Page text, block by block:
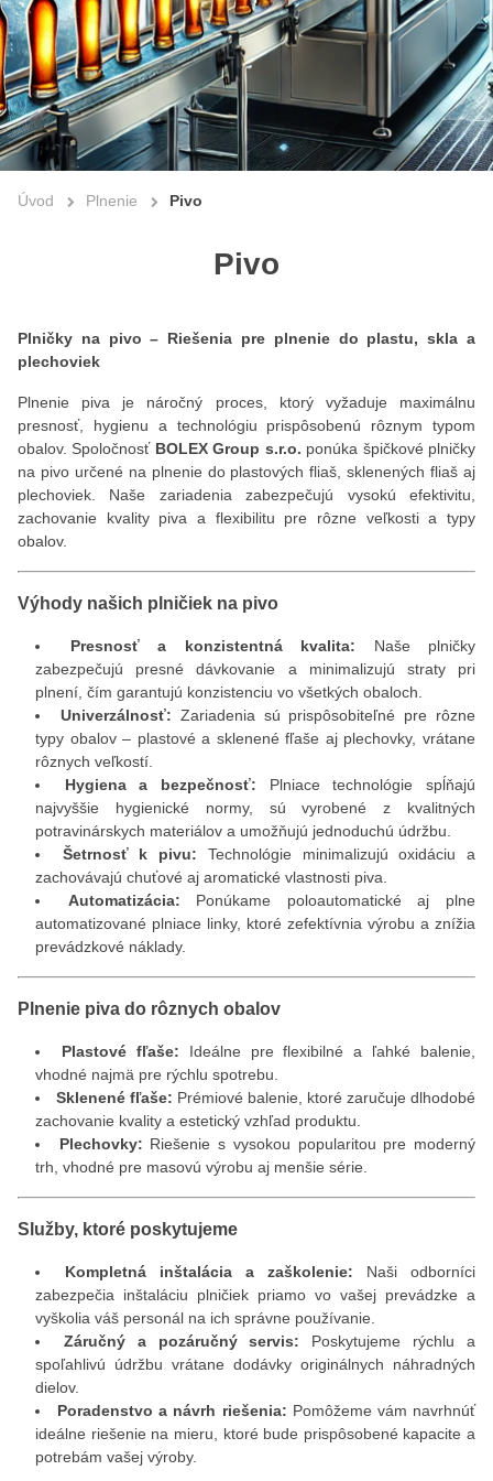
Úvod Plnenie Pivo
Pivo
Plničky na pivo – Riešenia pre plnenie do plastu, skla a
plechoviek
Plnenie piva je náročný proces, ktorý vyžaduje maximálnu
presnosť, hygienu a technológiu prispôsobenú rôznym typom
obalov. Spoločnosť BOLEX Group s.r.o. ponúka špičkové plničky
na pivo určené na plnenie do plastových fliaš, sklenených fliaš aj
plechoviek. Naše zariadenia zabezpečujú vysokú efektivitu,
zachovanie kvality piva a flexibilitu pre rôzne veľkosti a typy
obalov.
Výhody našich plničiek na pivo
Presnosť a konzistentná kvalita: Naše plničky
zabezpečujú presné dávkovanie a minimalizujú straty pri
plnení, čím garantujú konzistenciu vo všetkých obaloch.
Univerzálnosť: Zariadenia sú prispôsobiteľné pre rôzne
typy obalov – plastové a sklenené fľaše aj plechovky, vrátane
rôznych veľkostí.
Hygiena a bezpečnosť: Plniace technológie spĺňajú
najvyššie hygienické normy, sú vyrobené z kvalitných
potravinárskych materiálov a umožňujú jednoduchú údržbu.
Šetrnosť k pivu: Technológie minimalizujú oxidáciu a
zachovávajú chuťové aj aromatické vlastnosti piva.
Automatizácia: Ponúkame poloautomatické aj plne
automatizované plniace linky, ktoré zefektívnia výrobu a znížia
prevádzkové náklady.
Plnenie piva do rôznych obalov
Plastové fľaše: Ideálne pre flexibilné a ľahké balenie,
vhodné najmä pre rýchlu spotrebu.
Sklenené fľaše: Prémiové balenie, ktoré zaručuje dlhodobé
zachovanie kvality a estetický vzhľad produktu.
Plechovky: Riešenie s vysokou popularitou pre moderný
trh, vhodné pre masovú výrobu aj menšie série.
Služby, ktoré poskytujeme
Kompletná inštalácia a zaškolenie: Naši odborníci
zabezpečia inštaláciu plničiek priamo vo vašej prevádzke a
vyškolia váš personál na ich správne používanie.
Záručný a pozáručný servis: Poskytujeme rýchlu a
spoľahlivú údržbu vrátane dodávky originálnych náhradných
dielov.
Poradenstvo a návrh riešenia: Pomôžeme vám navrhnúť
ideálne riešenie na mieru, ktoré bude prispôsobené kapacite a
potrebám vašej výroby.